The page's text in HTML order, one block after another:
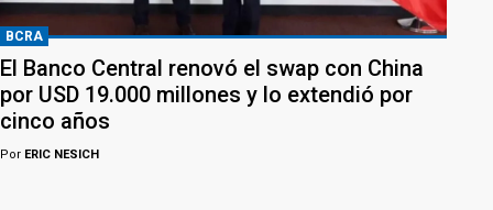
BCRA
El Banco Central renovó el swap con China
por USD 19.000 millones y lo extendió por
cinco años
Por ERIC NESICH